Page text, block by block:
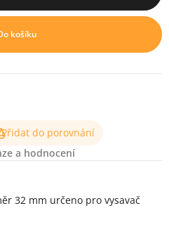
košíku
Přidat do porovnání
a hodnocení
32 mm určeno pro vysavač